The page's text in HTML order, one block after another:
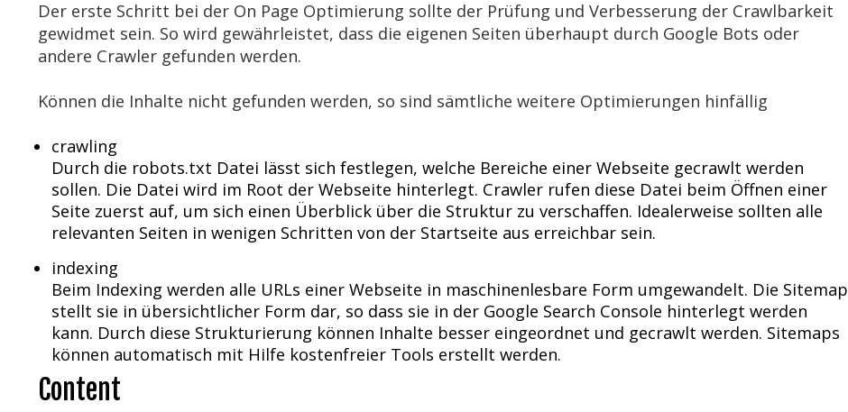
Der erste Schritt bei der On Page Optimierung sollte der Prüfung und Verbesserung der Crawlbarkeit
gewidmet sein. So wird gewährleistet, dass die eigenen Seiten überhaupt durch Google Bots oder
andere Crawler gefunden werden.
Können die Inhalte nicht gefunden werden, so sind sämtliche weitere Optimierungen hinfällig
crawling
Durch die robots.txt Datei lässt sich festlegen, welche Bereiche einer Webseite gecrawlt werden
sollen. Die Datei wird im Root der Webseite hinterlegt. Crawler rufen diese Datei beim Öffnen einer
Seite zuerst auf, um sich einen Überblick über die Struktur zu verschaffen. Idealerweise sollten alle
relevanten Seiten in wenigen Schritten von der Startseite aus erreichbar sein.
indexing
Beim Indexing werden alle URLs einer Webseite in maschinenlesbare Form umgewandelt. Die Sitemap
stellt sie in übersichtlicher Form dar, so dass sie in der Google Search Console hinterlegt werden
kann. Durch diese Strukturierung können Inhalte besser eingeordnet und gecrawlt werden. Sitemaps
können automatisch mit Hilfe kostenfreier Tools erstellt werden.
Content